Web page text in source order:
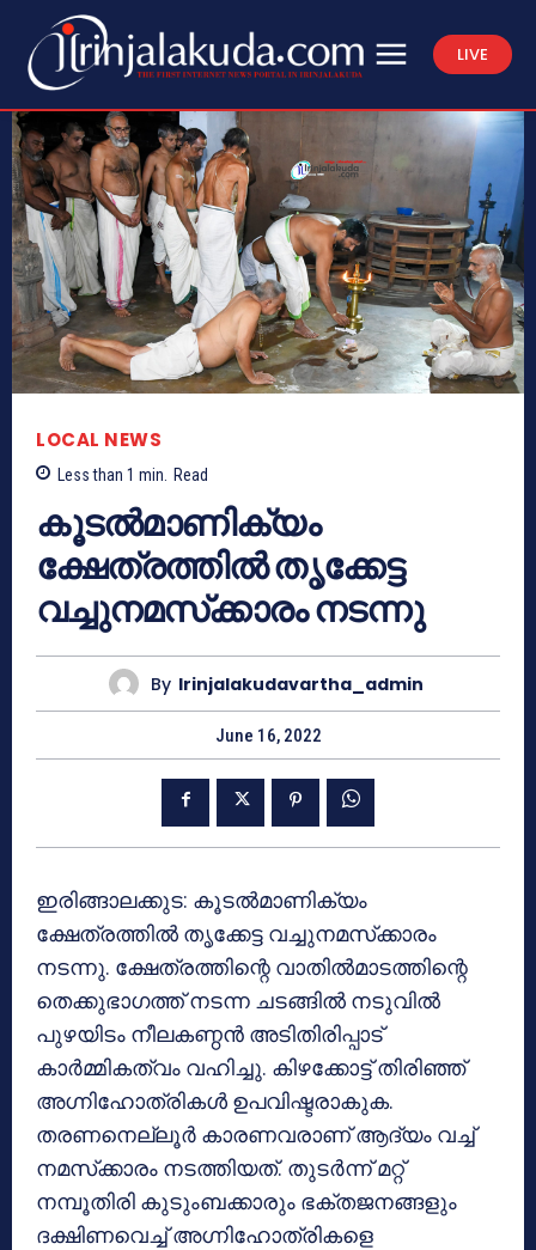
LIVE
LOCAL NEWS
Less than 1 min. Read
കൂടല്‍മാണിക്യം
ക്ഷേത്രത്തില്‍ തൃക്കേട്ട
വച്ചുനമസ്‌ക്കാരം നടന്നു
By Irinjalakudavartha_admin
June 16, 2022
ഇരിങ്ങാലക്കുട: കൂടല്‍മാണിക്യം
ക്ഷേത്രത്തില്‍ തൃക്കേട്ട വച്ചുനമസ്‌ക്കാരം
നടന്നു. ക്ഷേത്രത്തിന്റെ വാതില്‍മാടത്തിന്റെ
തെക്കുഭാഗത്ത് നടന്ന ചടങ്ങില്‍ നടുവില്‍
പുഴയിടം നീലകണ്ഠന്‍ അടിതിരിപ്പാട്
കാര്‍മ്മികത്വം വഹിച്ചു. കിഴക്കോട്ട് തിരിഞ്ഞ്
അഗ്നിഹോത്രികള്‍ ഉപവിഷ്ടരാകുക.
തരണനെല്ലൂര്‍ കാരണവരാണ് ആദ്യം വച്ച്
നമസ്‌ക്കാരം നടത്തിയത്. തുടര്‍ന്ന് മറ്റ്
നമ്പൂതിരി കുടുംബക്കാരും ഭക്തജനങ്ങളും
ദക്ഷിണവെച്ച് അഗ്നിഹോത്രികളെ